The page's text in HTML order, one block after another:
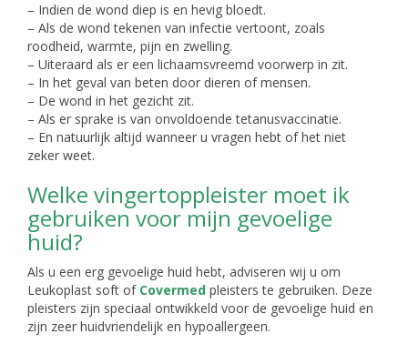
– Indien de wond diep is en hevig bloedt.
– Als de wond tekenen van infectie vertoont, zoals
roodheid, warmte, pijn en zwelling.
– Uiteraard als er een lichaamsvreemd voorwerp in zit.
– In het geval van beten door dieren of mensen.
– De wond in het gezicht zit.
– Als er sprake is van onvoldoende tetanusvaccinatie.
– En natuurlijk altijd wanneer u vragen hebt of het niet
zeker weet.
Welke vingertoppleister moet ik
gebruiken voor mijn gevoelige
huid?
Als u een erg gevoelige huid hebt, adviseren wij u om
Leukoplast soft of Covermed pleisters te gebruiken. Deze
pleisters zijn speciaal ontwikkeld voor de gevoelige huid en
zijn zeer huidvriendelijk en hypoallergeen.